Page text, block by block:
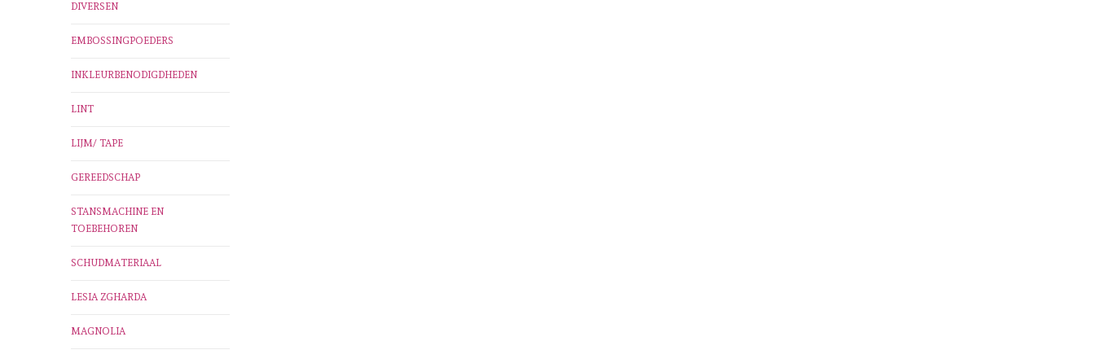
DIVERSEN
EMBOSSINGPOEDERS
INKLEURBENODIGDHEDEN
LINT
LIJM/ TAPE
GEREEDSCHAP
STANSMACHINE EN
TOEBEHOREN
SCHUDMATERIAAL
LESIA ZGHARDA
MAGNOLIA